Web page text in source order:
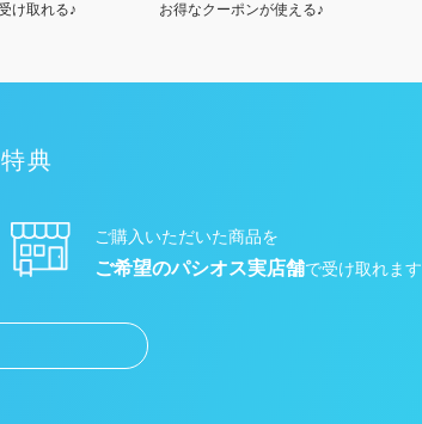
け取れる♪
お得なクーポンが使える♪
典
ご購入いただいた商品を
ご希望のパシオス実店舗で受け取れます